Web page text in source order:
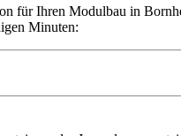
für Ihren Modulbau in
Minuten: